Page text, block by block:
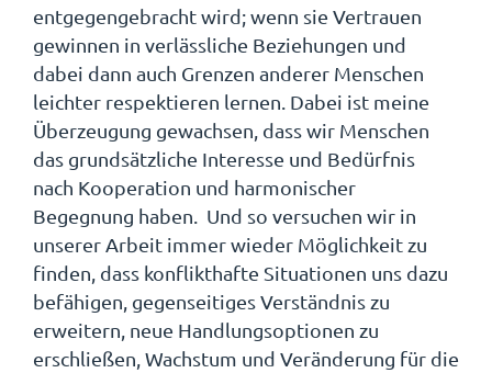
entgegengebracht wird; wenn sie Vertrauen
gewinnen in verlässliche Beziehungen und
dabei dann auch Grenzen anderer Menschen
leichter respektieren lernen. Dabei ist meine
Überzeugung gewachsen, dass wir Menschen
das grundsätzliche Interesse und Bedürfnis
nach Kooperation und harmonischer
Begegnung haben. Und so versuchen wir in
unserer Arbeit immer wieder Möglichkeit zu
finden, dass konflikthafte Situationen uns dazu
befähigen, gegenseitiges Verständnis zu
erweitern, neue Handlungsoptionen zu
erschließen, Wachstum und Veränderung für die